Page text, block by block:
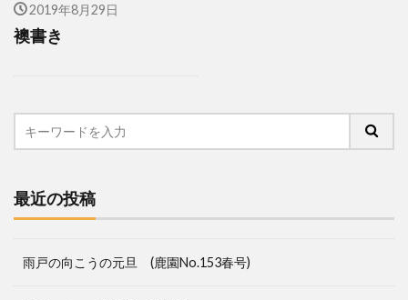
2019年8月29日
襖書き
最近の投稿
雨戸の向こうの元旦 (鹿園No.153春号)